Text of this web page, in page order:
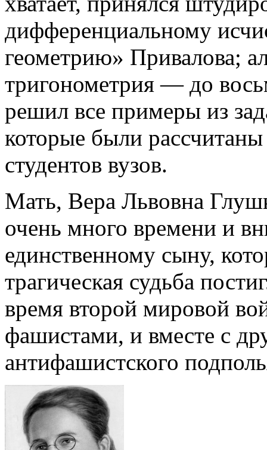
дифференциальному
геометрию» Привалова;
тригонометрия — до
решил все примеры из
которые были
студентов вузов.
Мать, Вера Львовна
очень много времени и
единственному сыну,
трагическая судьба
время второй мировой
фашистами, и вместе с
антифашистского